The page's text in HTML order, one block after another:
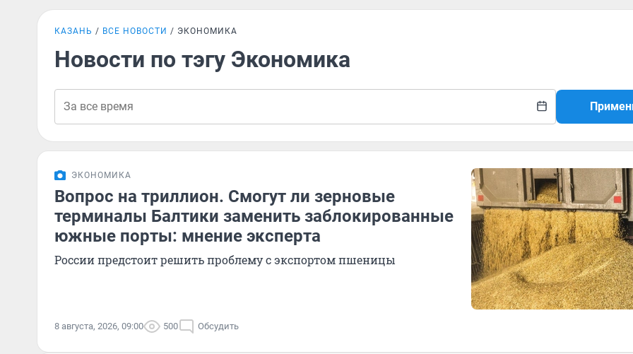
КАЗАНЬ ВСЕ НОВОСТИ ЭКОНОМИКА
Новости по тэгу Экономика
ЭКОНОМИКА
Вопрос на триллион. Смогут ли зерновые
терминалы Балтики заменить заблокированные
южные порты: мнение эксперта
России предстоит решить проблему с экспортом пшеницы
8 августа, 2026, 09:00 500 Обсудить